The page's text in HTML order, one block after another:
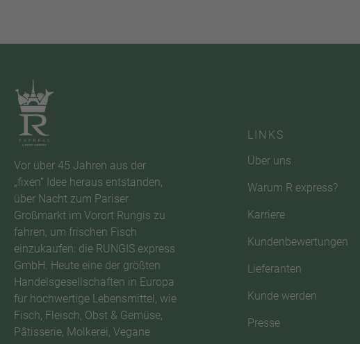
Vor über 45 Jahren aus der
„fixen“ Idee heraus entstanden,
über Nacht zum Pariser
Großmarkt im Vorort Rungis zu
fahren, um frischen Fisch
einzukaufen: die RUNGIS express
GmbH. Heute eine der größten
Handelsgesellschaften in Europa
für hochwertige Lebensmittel, wie
Fisch, Fleisch, Obst & Gemüse,
Pâtisserie, Molkerei, Vegane
LINKS
Über uns
Warum R express?
Karriere
Kundenbewertungen
Lieferanten
Kunde werden
Presse